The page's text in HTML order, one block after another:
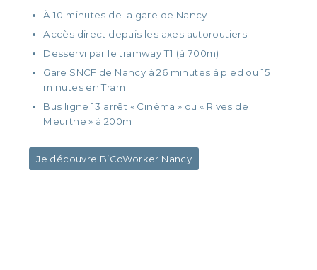
À 10 minutes de la gare de Nancy
Accès direct depuis les axes autoroutiers
Desservi par le tramway T1 (à 700m)
Gare SNCF de Nancy à 26 minutes à pied ou 15
minutes en Tram
Bus ligne 13 arrêt « Cinéma » ou « Rives de
Meurthe » à 200m
Je découvre B’CoWorker Nancy